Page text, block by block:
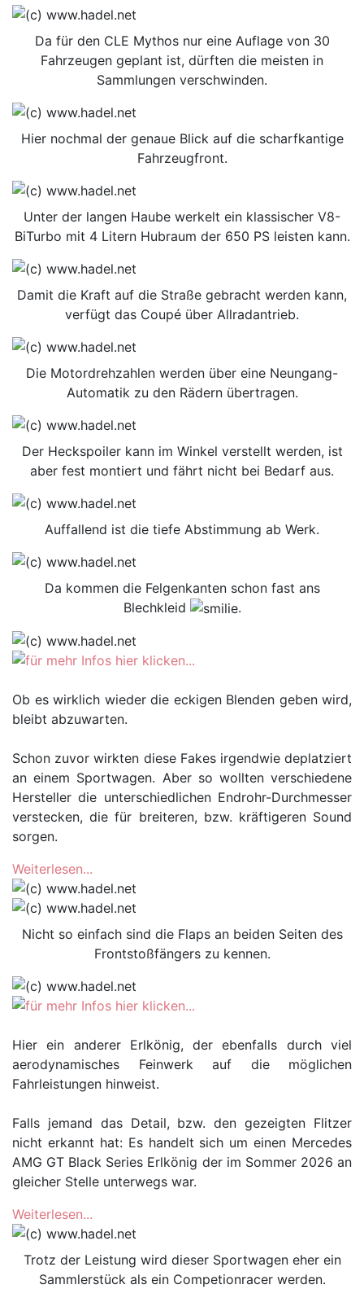
Da für den CLE Mythos nur eine Auflage von 30
Fahrzeugen geplant ist, dürften die meisten in
Sammlungen verschwinden.
Hier nochmal der genaue Blick auf die scharfkantige
Fahrzeugfront.
Unter der langen Haube werkelt ein klassischer V8-
BiTurbo mit 4 Litern Hubraum der 650 PS leisten kann.
Damit die Kraft auf die Straße gebracht werden kann,
verfügt das Coupé über Allradantrieb.
Die Motordrehzahlen werden über eine Neungang-
Automatik zu den Rädern übertragen.
Der Heckspoiler kann im Winkel verstellt werden, ist
aber fest montiert und fährt nicht bei Bedarf aus.
Auffallend ist die tiefe Abstimmung ab Werk.
Da kommen die Felgenkanten schon fast ans
Blechkleid
.
Ob es wirklich wieder die eckigen Blenden geben wird,
bleibt abzuwarten.
Schon zuvor wirkten diese Fakes irgendwie deplatziert
an einem Sportwagen. Aber so wollten verschiedene
Hersteller die unterschiedlichen Endrohr-Durchmesser
verstecken, die für breiteren, bzw. kräftigeren Sound
sorgen.
Weiterlesen...
Nicht so einfach sind die Flaps an beiden Seiten des
Frontstoßfängers zu kennen.
Hier ein anderer Erlkönig, der ebenfalls durch viel
aerodynamisches Feinwerk auf die möglichen
Fahrleistungen hinweist.
Falls jemand das Detail, bzw. den gezeigten Flitzer
nicht erkannt hat: Es handelt sich um einen Mercedes
AMG GT Black Series Erlkönig der im Sommer 2026 an
gleicher Stelle unterwegs war.
Weiterlesen...
Trotz der Leistung wird dieser Sportwagen eher ein
Sammlerstück als ein Competionracer werden.